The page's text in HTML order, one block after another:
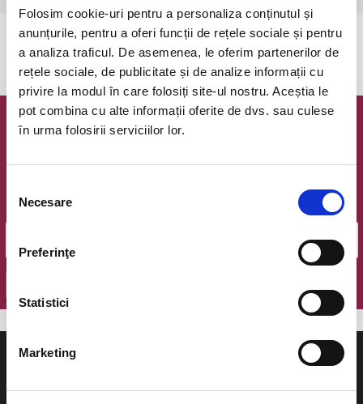
Folosim cookie-uri pentru a personaliza conținutul și
anunțurile, pentru a oferi funcții de rețele sociale și pentru
a analiza traficul. De asemenea, le oferim partenerilor de
rețele sociale, de publicitate și de analize informații cu
privire la modul în care folosiți site-ul nostru. Aceștia le
pot combina cu alte informații oferite de dvs. sau culese
în urma folosirii serviciilor lor.
consimțământului
Necesare
Preferinţe
Statistici
Marketing
Evenimentul a expirat.
Newsletter @ Bilete.ro
Email